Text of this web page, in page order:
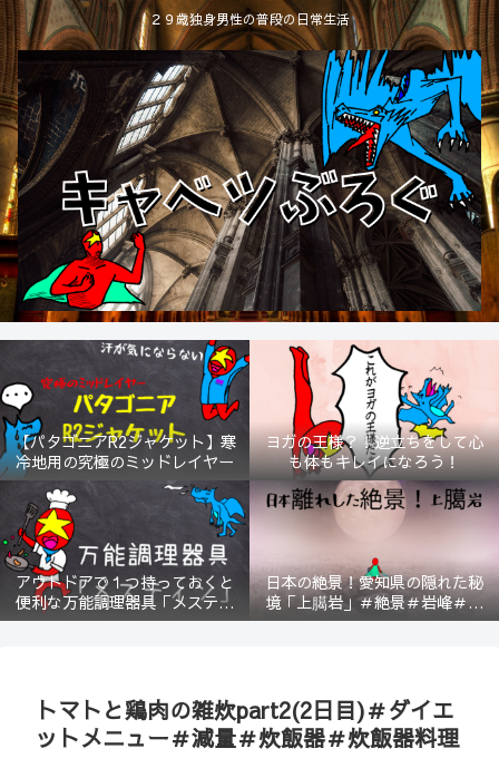
２９歳独身男性の普段の日常生活
【パタゴニアR2ジャケット】寒
冷地用の究極のミッドレイヤー
ヨガの王様？！逆立ちをして心
も体もキレイになろう！
アウトドアで１つ持っておくと
便利な万能調理器具「メスティ
ン」＃登山＃BBQ
日本の絶景！愛知県の隠れた秘
境「上臈岩」＃絶景＃岩峰＃新
城＃スリル＃宇連山
トマトと鶏肉の雑炊part2(2日目)＃ダイエ
ットメニュー＃減量＃炊飯器＃炊飯器料理